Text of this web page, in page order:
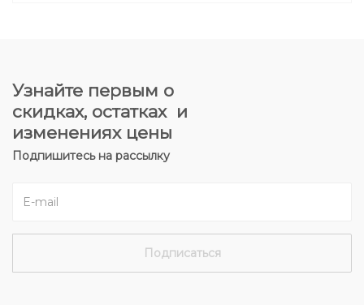
Узнайте первым о
скидках, остатках и
изменениях цены
Подпишитесь на рассылку